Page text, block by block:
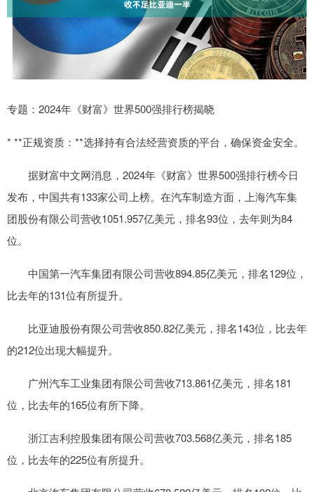
专题：2024年《财富》世界500强排行榜揭晓
* **正规资质：**选择持有合法经营资质的平台，确保资金安全。
据财富中文网消息，2024年《财富》世界500强排行榜今日
发布，中国共有133家公司上榜。在汽车制造方面，上海汽车集
团股份有限公司营收1051.957亿美元，排名93位，去年则为84
位。
中国第一汽车集团有限公司营收894.85亿美元，排名129位，
比去年的131位有所提升。
比亚迪股份有限公司营收850.82亿美元，排名143位，比去年
的212位出现大幅提升。
广州汽车工业集团有限公司营收713.861亿美元，排名181
位，比去年的165位有所下降。
浙江吉利控股集团有限公司营收703.568亿美元，排名185
位，比去年的225位有所提升。